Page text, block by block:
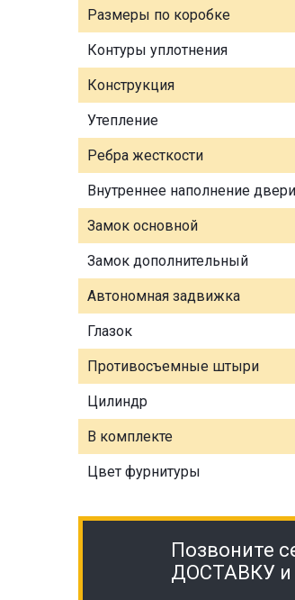
Размеры по коробке
Контуры уплотнения
Конструкция
Утепление
Ребра жесткости
Внутреннее наполнение двери
Замок основной
Замок дополнительный
Автономная задвижка
Глазок
Противосъемные штыри
Цилиндр
В комплекте
Цвет фурнитуры
Позвоните
ДОСТАВКУ